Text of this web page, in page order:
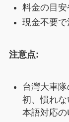
料金の目
現金不要
注意点:
台灣大車
初、慣れ
本語対応の